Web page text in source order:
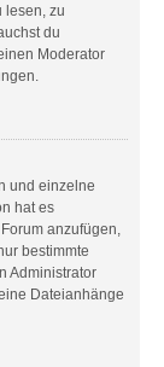
lesen, zu
du
Moderator
und einzelne
hat es
anzufügen,
bestimmte
Administrator
Dateianhänge